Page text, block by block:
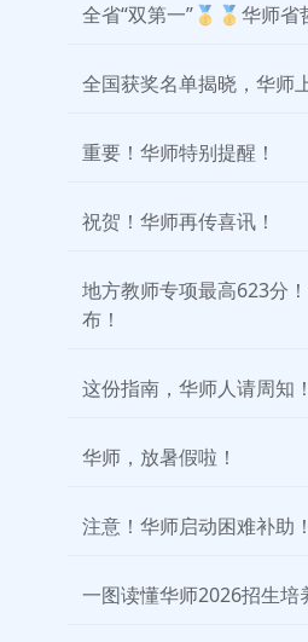
全省“双第一”🥇🥇华师省
全国获奖名单揭晓，华师
重要！华师特别提醒！
祝贺！华师再传喜讯！
地方教师专项最高623分
布！
这份指南，华师人请周知！
华师，放暑假啦！
注意！华师启动困难补助！
一图读懂华师2026招生培